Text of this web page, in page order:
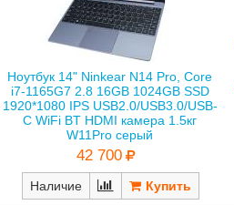
Ноутбук 14" Ninkear N14 Pro, Core
i7-1165G7 2.8 16GB 1024GB SSD
1920*1080 IPS USB2.0/USB3.0/USB-
C WiFi BT HDMI камера 1.5кг
W11Pro серый
42 700
Наличие